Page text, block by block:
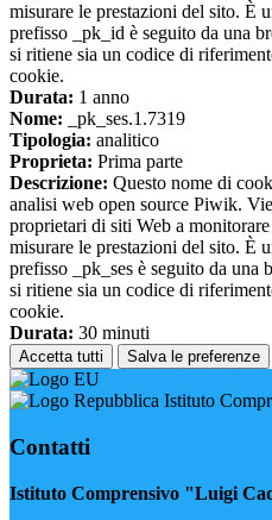
misurare le prestazioni del sito. È
prefisso _pk_id è seguito da una
si ritiene sia un codice di
cookie.
Durata: 1 anno
Nome: _pk_ses.1.7319
Tipologia: analitico
Proprieta: Prima parte
Descrizione: Questo nome di
analisi web open source Piwik.
proprietari di siti Web a
misurare le prestazioni del sito. È
prefisso _pk_ses è seguito da una
si ritiene sia un codice di
cookie.
Durata: 30 minuti
Accetta tutti Salva le preferenze
Istituto
Contatti
Istituto Comprensivo "Luigi